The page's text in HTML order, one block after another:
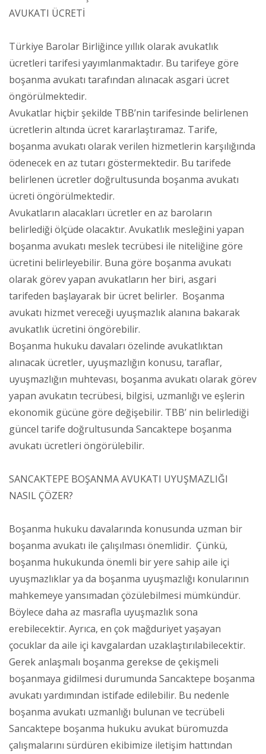
AVUKATI ÜCRETİ
Türkiye Barolar Birliğince yıllık olarak avukatlık
ücretleri tarifesi yayımlanmaktadır. Bu tarifeye göre
boşanma avukatı tarafından alınacak asgari ücret
öngörülmektedir.
Avukatlar hiçbir şekilde TBB’nin tarifesinde belirlenen
ücretlerin altında ücret kararlaştıramaz. Tarife,
boşanma avukatı olarak verilen hizmetlerin karşılığında
ödenecek en az tutarı göstermektedir. Bu tarifede
belirlenen ücretler doğrultusunda boşanma avukatı
ücreti öngörülmektedir.
Avukatların alacakları ücretler en az baroların
belirlediği ölçüde olacaktır. Avukatlık mesleğini yapan
boşanma avukatı meslek tecrübesi ile niteliğine göre
ücretini belirleyebilir. Buna göre boşanma avukatı
olarak görev yapan avukatların her biri, asgari
tarifeden başlayarak bir ücret belirler. Boşanma
avukatı hizmet vereceği uyuşmazlık alanına bakarak
avukatlık ücretini öngörebilir.
Boşanma hukuku davaları özelinde avukatlıktan
alınacak ücretler, uyuşmazlığın konusu, taraflar,
uyuşmazlığın muhtevası, boşanma avukatı olarak görev
yapan avukatın tecrübesi, bilgisi, uzmanlığı ve eşlerin
ekonomik gücüne göre değişebilir. TBB’ nin belirlediği
güncel tarife doğrultusunda Sancaktepe boşanma
avukatı ücretleri öngörülebilir.
SANCAKTEPE BOŞANMA AVUKATI UYUŞMAZLIĞI
NASIL ÇÖZER?
Boşanma hukuku davalarında konusunda uzman bir
boşanma avukatı ile çalışılması önemlidir. Çünkü,
boşanma hukukunda önemli bir yere sahip aile içi
uyuşmazlıklar ya da boşanma uyuşmazlığı konularının
mahkemeye yansımadan çözülebilmesi mümkündür.
Böylece daha az masrafla uyuşmazlık sona
erebilecektir. Ayrıca, en çok mağduriyet yaşayan
çocuklar da aile içi kavgalardan uzaklaştırılabilecektir.
Gerek anlaşmalı boşanma gerekse de çekişmeli
boşanmaya gidilmesi durumunda Sancaktepe boşanma
avukatı yardımından istifade edilebilir. Bu nedenle
boşanma avukatı uzmanlığı bulunan ve tecrübeli
Sancaktepe boşanma hukuku avukat büromuzda
çalışmalarını sürdüren ekibimize iletişim hattından